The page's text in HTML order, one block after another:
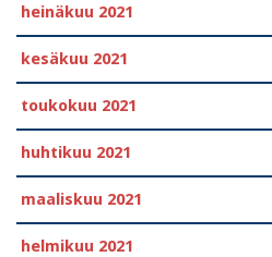
heinäkuu 2021
kesäkuu 2021
toukokuu 2021
huhtikuu 2021
maaliskuu 2021
helmikuu 2021